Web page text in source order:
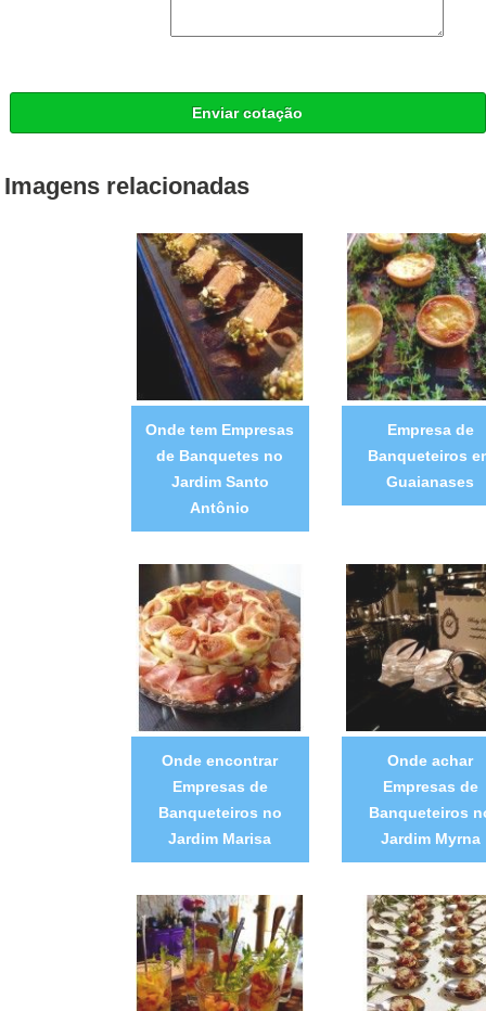
Enviar cotação
Imagens relacionadas
Onde tem Empresas
de Banquetes no
Jardim Santo
Antônio
Empresa de
Banqueteiros
Guaianases
Onde encontrar
Empresas de
Banqueteiros no
Jardim Marisa
Onde achar
Empresas de
Banqueteiros
Jardim Myrna